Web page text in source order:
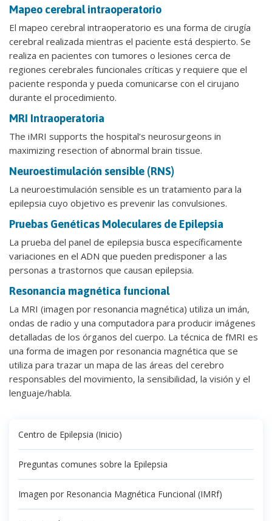
Mapeo cerebral intraoperatorio
El mapeo cerebral intraoperatorio es una forma de cirugía
cerebral realizada mientras el paciente está despierto. Se
realiza en pacientes con tumores o lesiones cerca de
regiones cerebrales funcionales críticas y requiere que el
paciente responda y pueda comunicarse con el cirujano
durante el procedimiento.
MRI Intraoperatoria
The iMRI supports the hospital’s neurosurgeons in
maximizing resection of abnormal brain tissue.
Neuroestimulación sensible (RNS)
La neuroestimulación sensible es un tratamiento para la
epilepsia cuyo objetivo es prevenir las convulsiones.
Pruebas Genéticas Moleculares de Epilepsia
La prueba del panel de epilepsia busca específicamente
variaciones en el ADN que pueden predisponer a las
personas a trastornos que causan epilepsia.
Resonancia magnética funcional
La MRI (imagen por resonancia magnética) utiliza un imán,
ondas de radio y una computadora para producir imágenes
detalladas de los órganos del cuerpo. La técnica de fMRI es
una forma de imagen por resonancia magnética que se
utiliza para trazar un mapa de las áreas del cerebro
responsables del movimiento, la sensibilidad, la visión y el
lenguaje/habla.
Centro de Epilepsia (Inicio)
Preguntas comunes sobre la Epilepsia
Imagen por Resonancia Magnética Funcional (IMRf)